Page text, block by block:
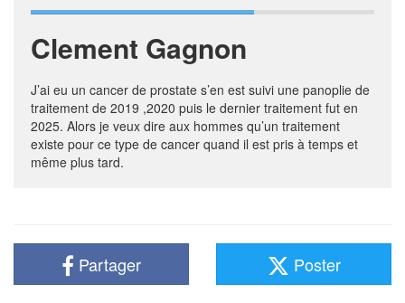
Clement Gagnon
J’ai eu un cancer de prostate s’en est suivi une panoplie de
traitement de 2019 ,2020 puis le dernier traitement fut en
2025. Alors je veux dire aux hommes qu’un traitement
existe pour ce type de cancer quand il est pris à temps et
même plus tard.
Partager Poster